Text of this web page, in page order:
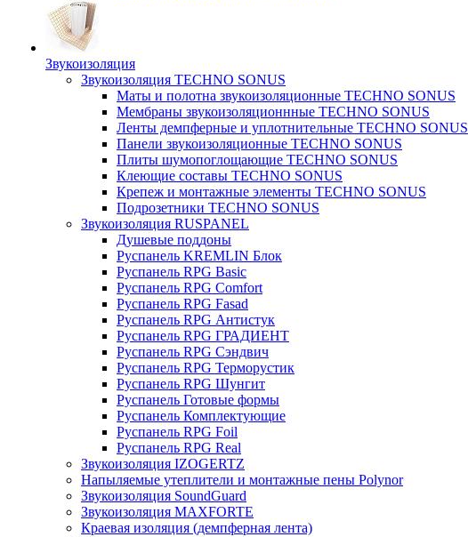
Звукоизоляция
Звукоизоляция TECHNO SONUS
Маты и полотна звукоизоляционные TECHNO SONUS
Мембраны звукоизоляционнные TECHNO SONUS
Ленты демпферные и уплотнительные TECHNO SONUS
Панели звукоизоляционные TECHNO SONUS
Плиты шумопоглощающие TECHNO SONUS
Клеющие составы TECHNO SONUS
Крепеж и монтажные элементы TECHNO SONUS
Подрозетники TECHNO SONUS
Звукоизоляция RUSPANEL
Душевые поддоны
Руспанель KREMLIN Блок
Руспанель RPG Basic
Руспанель RPG Comfort
Руспанель RPG Fasad
Руспанель RPG Антистук
Руспанель RPG ГРАДИЕНТ
Руспанель RPG Сэндвич
Руспанель RPG Терморустик
Руспанель RPG Шунгит
Руспанель Готовые формы
Руспанель Комплектующие
Руспанель RPG Foil
Руспанель RPG Real
Звукоизоляция IZOGERTZ
Напыляемые утеплители и монтажные пены Polynor
Звукоизоляция SoundGuard
Звукоизоляция MAXFORTE
Краевая изоляция (демпферная лента)